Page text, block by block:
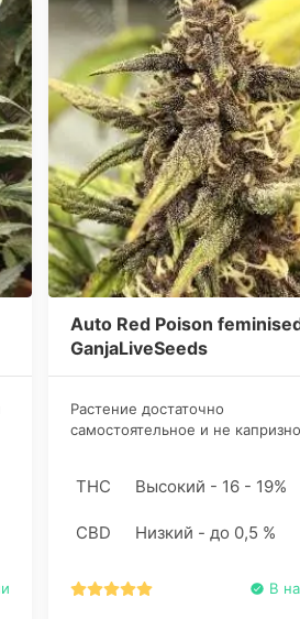
Auto Red Poison
GanjaLiveSeeds
Растение достаточно
самостоятельное и не
Достаточно опустить семена
минимум заботы, все остальное
THC Высокий - 16 - 19%
CBD Низкий - до 0,5 %
В